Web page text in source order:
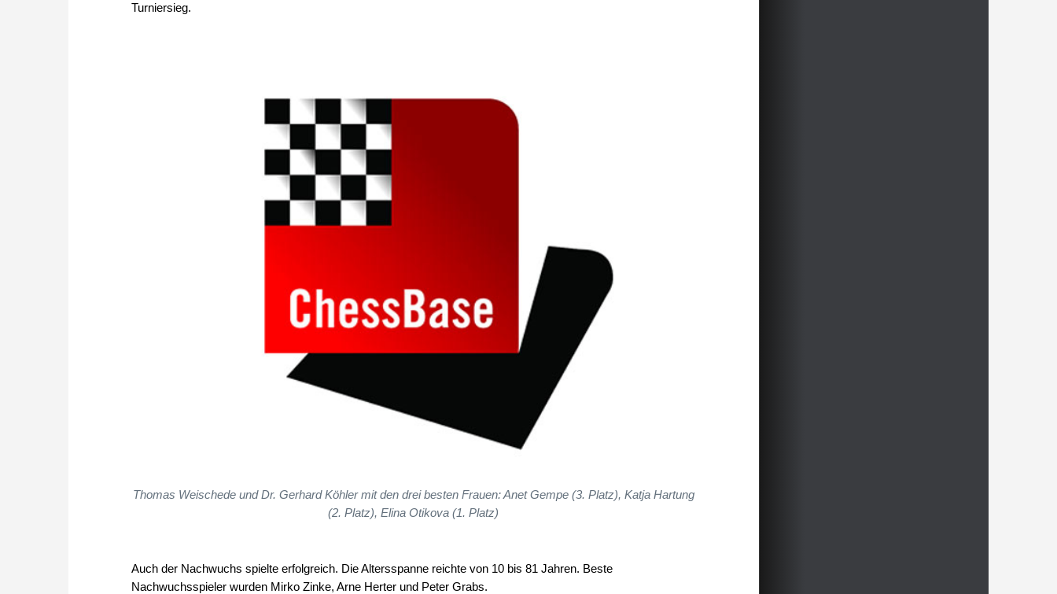
Turniersieg.
Thomas Weischede und Dr. Gerhard Köhler mit den drei besten Frauen: Anet Gempe (3. Platz), Katja Hartung
(2. Platz), Elina Otikova (1. Platz)
Auch der Nachwuchs spielte erfolgreich. Die Altersspanne reichte von 10 bis 81 Jahren. Beste
Nachwuchsspieler wurden Mirko Zinke, Arne Herter und Peter Grabs.